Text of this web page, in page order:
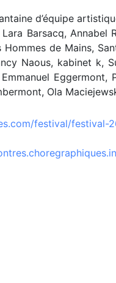
d’équipe
Barsacq, Annabel
de Mains,
Naous, kabinet k,
Ola
festival/festival-